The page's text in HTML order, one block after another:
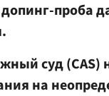
проба
суд (CAS)
на